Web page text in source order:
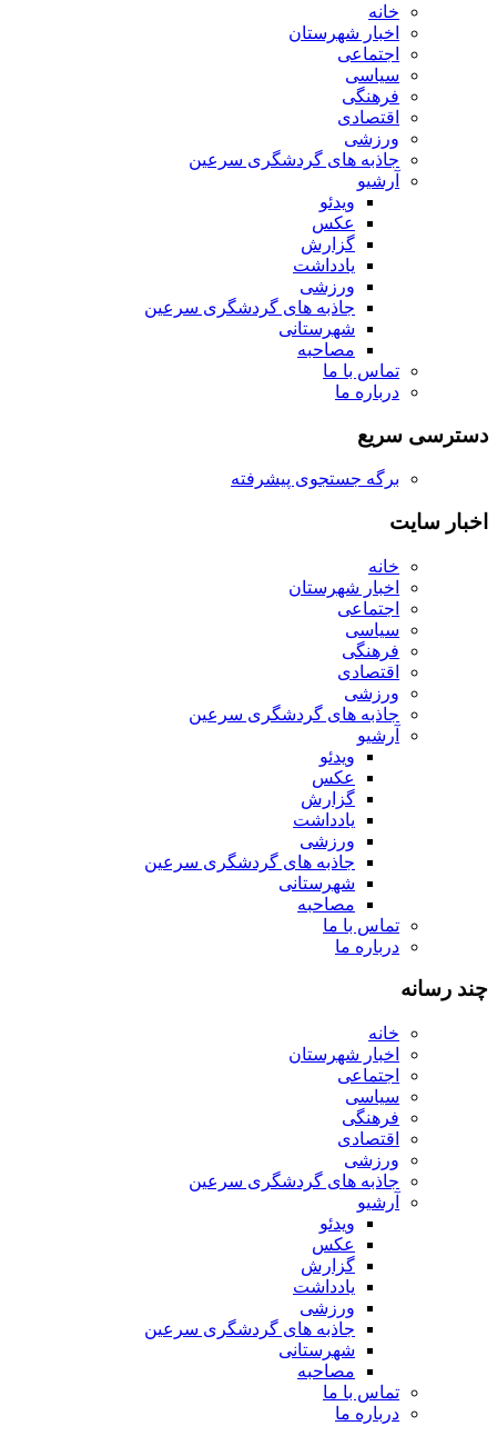
خانه
اخبار شهرستان
اجتماعی
سیاسی
فرهنگی
اقتصادی
ورزشی
جاذبه های گردشگری سرعین
آرشیو
ویدئو
عکس
گزارش
یادداشت
ورزشی
جاذبه های گردشگری سرعین
شهرستانی
مصاحبه
تماس با ما
درباره ما
دسترسی سریع
برگه جستجوی پیشرفته
اخبار سایت
خانه
اخبار شهرستان
اجتماعی
سیاسی
فرهنگی
اقتصادی
ورزشی
جاذبه های گردشگری سرعین
آرشیو
ویدئو
عکس
گزارش
یادداشت
ورزشی
جاذبه های گردشگری سرعین
شهرستانی
مصاحبه
تماس با ما
درباره ما
چند رسانه
خانه
اخبار شهرستان
اجتماعی
سیاسی
فرهنگی
اقتصادی
ورزشی
جاذبه های گردشگری سرعین
آرشیو
ویدئو
عکس
گزارش
یادداشت
ورزشی
جاذبه های گردشگری سرعین
شهرستانی
مصاحبه
تماس با ما
درباره ما